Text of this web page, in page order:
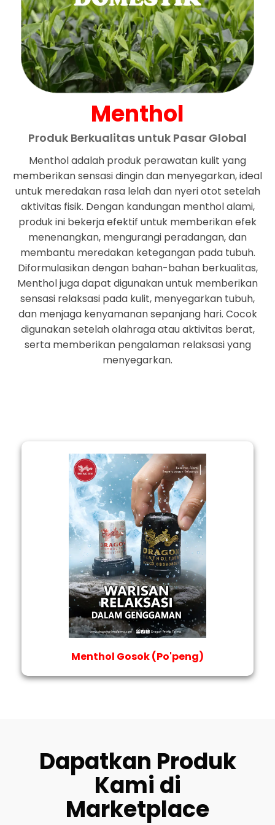
Menthol
Produk Berkualitas untuk Pasar Global
Menthol adalah produk perawatan kulit yang
memberikan sensasi dingin dan menyegarkan, ideal
untuk meredakan rasa lelah dan nyeri otot setelah
aktivitas fisik. Dengan kandungan menthol alami,
produk ini bekerja efektif untuk memberikan efek
menenangkan, mengurangi peradangan, dan
membantu meredakan ketegangan pada tubuh.
Diformulasikan dengan bahan-bahan berkualitas,
Menthol juga dapat digunakan untuk memberikan
sensasi relaksasi pada kulit, menyegarkan tubuh,
dan menjaga kenyamanan sepanjang hari. Cocok
digunakan setelah olahraga atau aktivitas berat,
serta memberikan pengalaman relaksasi yang
menyegarkan.
Menthol Gosok (Po'peng)
Dapatkan Produk
Kami di
Marketplace